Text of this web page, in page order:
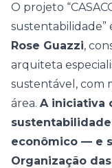
O projeto
sustentabilidade”
Rose Guazzi,
arquiteta
sustentável, com
área. A iniciativa
econômico — e
Organização